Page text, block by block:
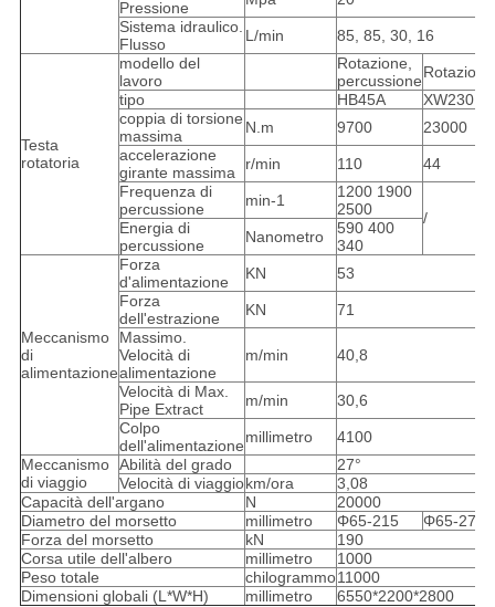
Pressione
Sistema idraulico.
Flusso
L/min 85, 85, 30, 16
Testa
rotatoria
modello del
lavoro
Rotazione,
percussioneRotazione
tipo
HB45A
XW230
coppia di torsione
massima
N.m 9700
23000
accelerazione
girante massima
r/min 110
44
Frequenza di
percussione
min-1
1200 1900
2500
/
Energia di
percussione
Nanometro
590 400
340
Meccanismo
di
alimentazione
Forza
d'alimentazione
KN
53
Forza
dell'estrazione
KN
71
Massimo.
Velocità di
alimentazione
m/min 40,8
Velocità di Max.
Pipe Extract
m/min
30,6
Colpo
dell'alimentazionemillimetro
4100
Meccanismo
di viaggio
Abilità del grado
27°
Velocità di viaggiokm/ora
3,08
Capacità dell'argano
N
20000
Diametro del morsetto
millimetro Φ65-215
Φ65-273
Forza del morsetto
kN
190
Corsa utile dell'albero
millimetro
1000
Peso totale
chilogrammo11000
Dimensioni globali (L*W*H)
millimetro 6550*2200*2800